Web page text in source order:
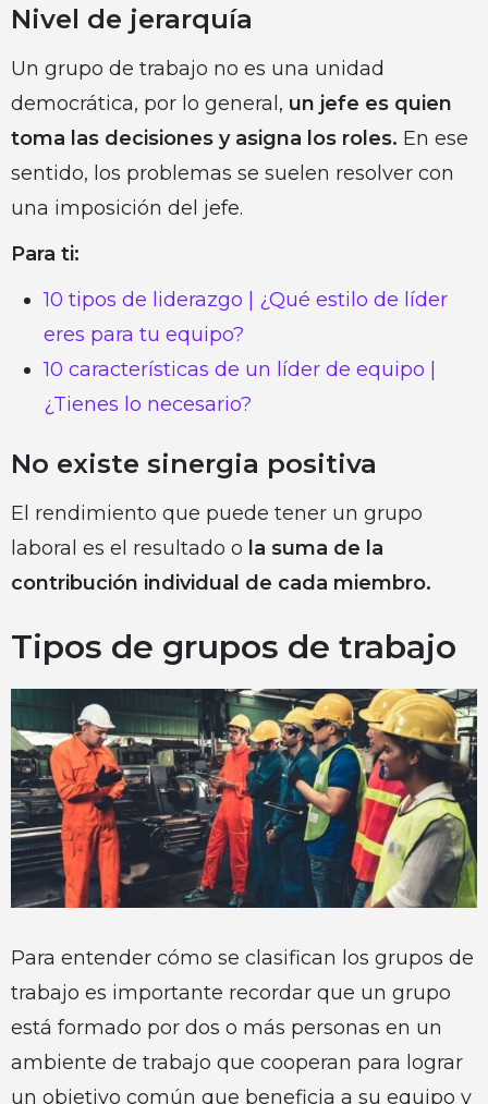
Nivel de jerarquía
Un grupo de trabajo no es una unidad
democrática, por lo general, un jefe es quien
toma las decisiones y asigna los roles. En ese
sentido, los problemas se suelen resolver con
una imposición del jefe.
Para ti:
10 tipos de liderazgo | ¿Qué estilo de líder
eres para tu equipo?
10 características de un líder de equipo |
¿Tienes lo necesario?
No existe sinergia positiva
El rendimiento que puede tener un grupo
laboral es el resultado o la suma de la
contribución individual de cada miembro.
Tipos de grupos de trabajo
Para entender cómo se clasifican los grupos de
trabajo es importante recordar que un grupo
está formado por dos o más personas en un
ambiente de trabajo que cooperan para lograr
un objetivo común que beneficia a su equipo y